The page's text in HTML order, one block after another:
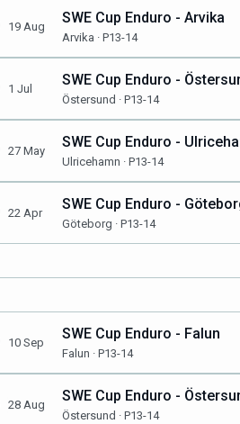
19 Aug
SWE Cup Enduro - Arvika
Arvika · P13-14
1 Jul
SWE Cup Enduro -
Östersund · P13-14
27 May
SWE Cup Enduro -
Ulricehamn · P13-14
22 Apr
SWE Cup Enduro -
Göteborg · P13-14
10 Sep
SWE Cup Enduro - Falun
Falun · P13-14
28 Aug
SWE Cup Enduro -
Östersund · P13-14